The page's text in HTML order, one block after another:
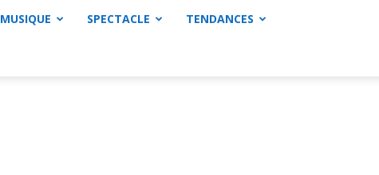
MUSIQUE SPECTACLE TENDANCES